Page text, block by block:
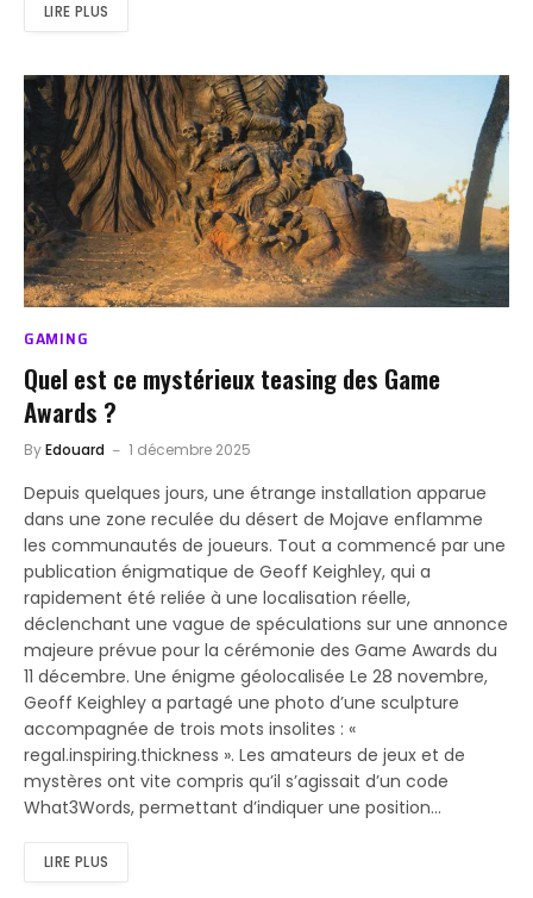
LIRE PLUS
GAMING
Quel est ce mystérieux teasing des Game
Awards ?
ByEdouard 1 décembre 2025
Depuis quelques jours, une étrange installation apparue
dans une zone reculée du désert de Mojave enflamme
les communautés de joueurs. Tout a commencé par une
publication énigmatique de Geoff Keighley, qui a
rapidement été reliée à une localisation réelle,
déclenchant une vague de spéculations sur une annonce
majeure prévue pour la cérémonie des Game Awards du
11 décembre. Une énigme géolocalisée Le 28 novembre,
Geoff Keighley a partagé une photo d’une sculpture
accompagnée de trois mots insolites : «
regal.inspiring.thickness ». Les amateurs de jeux et de
mystères ont vite compris qu’il s’agissait d’un code
What3Words, permettant d’indiquer une position…
LIRE PLUS